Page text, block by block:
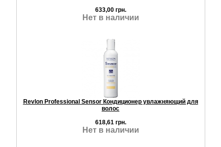
633,00 грн.
Нет в наличии
Revlon Professional Sensor Кондиционер увлажняющий для
волос
618,61 грн.
Нет в наличии